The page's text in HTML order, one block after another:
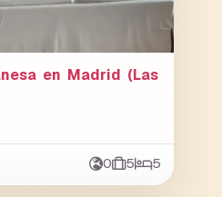
en Madrid (Las
0 5 5